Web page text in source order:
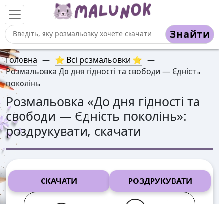
Знайти
Головна — ⭐ Всі розмальовки ⭐ —
Розмальовка До дня гідності та свободи — Єдність
поколінь
Розмальовка «До дня гідності та
свободи — Єдність поколінь»:
роздрукувати, скачати
СКАЧАТИ РОЗДРУКУВАТИ